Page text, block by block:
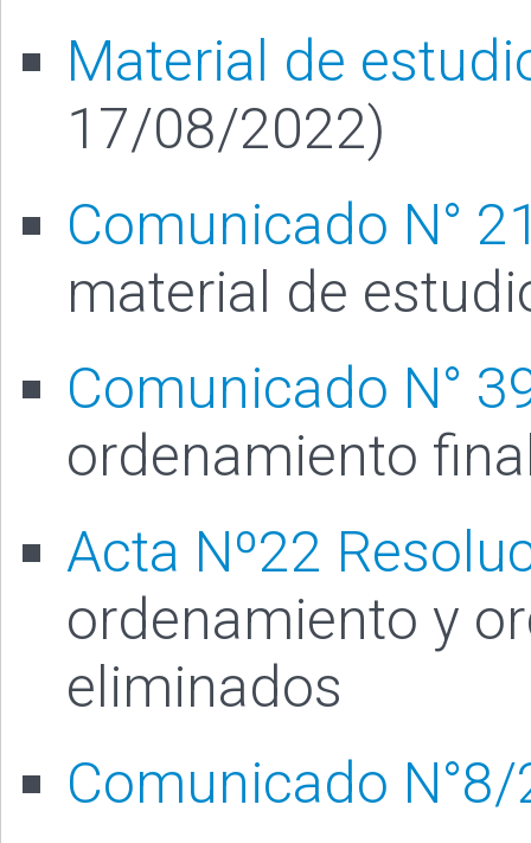
Material de
17/08/2022)
Comunicado N°
material de
Comunicado N°
ordenamiento
Acta Nº22
ordenamiento y
eliminados
Comunicado